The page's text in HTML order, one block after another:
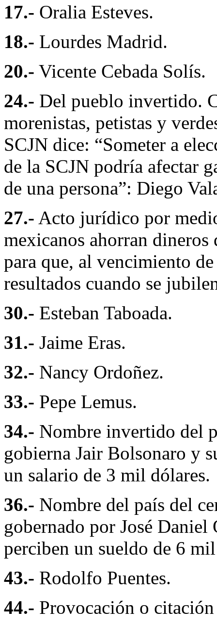
17.- Oralia Esteves.
18.- Lourdes Madrid.
20.- Vicente Cebada Solís.
24.- Del pueblo invertido.
morenistas, petistas y
SCJN dice: “Someter a
de la SCJN podría afectar
de una persona”: Diego
27.- Acto jurídico por
mexicanos ahorran dineros
para que, al vencimiento
resultados cuando se
30.- Esteban Taboada.
31.- Jaime Eras.
32.- Nancy Ordoñez.
33.- Pepe Lemus.
34.- Nombre invertido del
gobierna Jair Bolsonaro y
un salario de 3 mil dólares.
36.- Nombre del país del
gobernado por José Daniel
perciben un sueldo de 6
43.- Rodolfo Puentes.
44.- Provocación o